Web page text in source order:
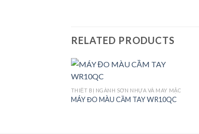
RELATED PRODUCTS
Add to
THIẾT BỊ NGÀNH SƠN NHỰA VÀ MAY MẶC
MÁY ĐO MÀU CẦM TAY WR10QC